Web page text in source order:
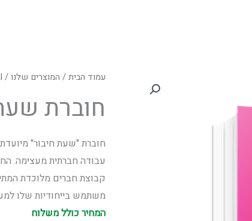
עמוד הבית/ המוצרים שלנו/
חוברת
חוברת "שעת חיבור"
עבודה חברתית מעצימה.
קבוצת חברים מלוכדת
משתמש בייחודיות שלו
המחיר כולל משלוח